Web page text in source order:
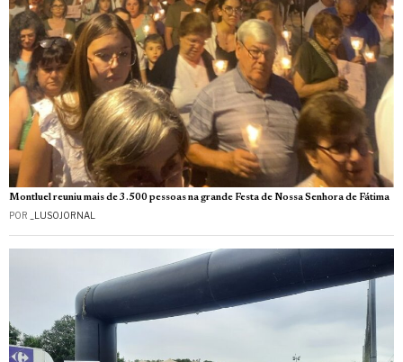
Montluel reuniu mais de 3.500 pessoas na grande Festa de Nossa Senhora de Fátima
POR _LUSOJORNAL